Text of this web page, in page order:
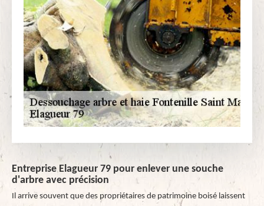
Entreprise Elagueur 79 pour enlever une souche
d'arbre avec précision
Il arrive souvent que des propriétaires de patrimoine boisé laissent